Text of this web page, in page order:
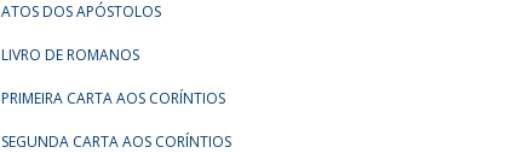
ATOS DOS APÓSTOLOS
LIVRO DE ROMANOS
PRIMEIRA CARTA AOS CORÍNTIOS
SEGUNDA CARTA AOS CORÍNTIOS